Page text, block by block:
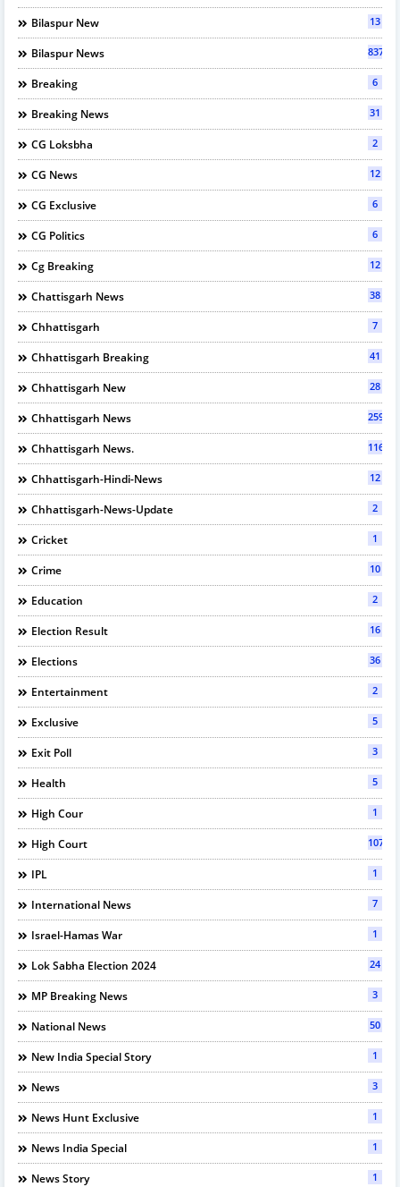
Bilaspur New 13
Bilaspur News 837
Breaking 6
Breaking News 31
CG Loksbha 2
CG News 12
CG Exclusive 6
CG Politics 6
Cg Breaking 12
Chattisgarh News 38
Chhattisgarh 7
Chhattisgarh Breaking 41
Chhattisgarh New 28
Chhattisgarh News 2597
Chhattisgarh News. 116
Chhattisgarh-Hindi-News 12
Chhattisgarh-News-Update 2
Cricket 1
Crime 10
Education 2
Election Result 16
Elections 36
Entertainment 2
Exclusive 5
Exit Poll 3
Health 5
High Cour 1
High Court 107
IPL 1
International News 7
Israel-Hamas War 1
Lok Sabha Election 2024 24
MP Breaking News 3
National News 50
New India Special Story 1
News 3
News Hunt Exclusive 1
News India Special 1
News Story 1